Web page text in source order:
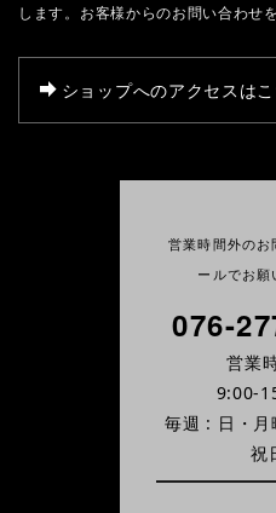
します。お客様からのお問い合わせ
ショップへのアクセスは
営業時間外のお
ールでお願
076-
営業
9:00-
毎週 : 日・月
祝